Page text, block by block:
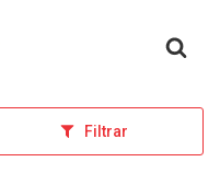
inicial
Filtrar